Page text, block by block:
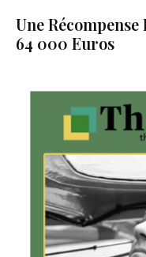
Une
64 000 Euros